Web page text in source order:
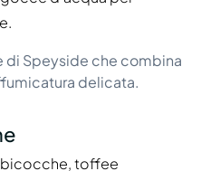
di Speyside che combina
delicata.
toffee